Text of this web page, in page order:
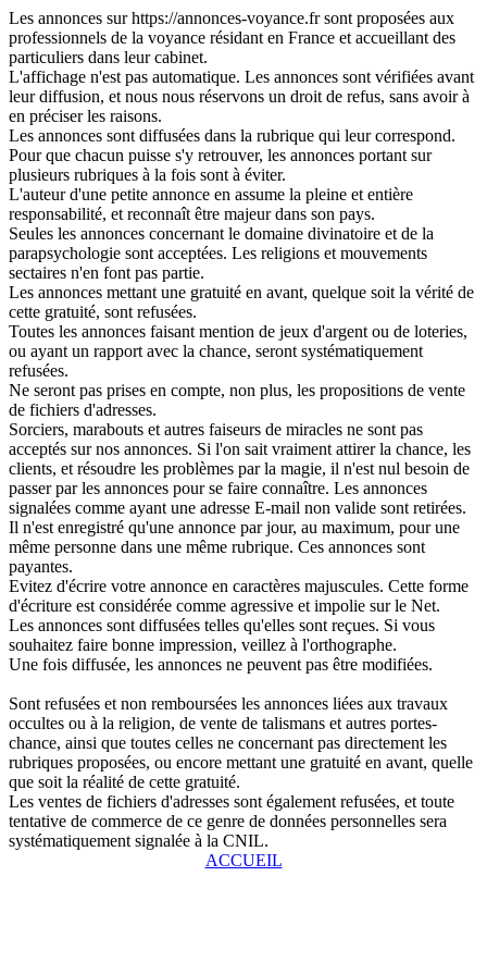
Les annonces sur https://annonces-voyance.fr sont proposées aux
professionnels de la voyance résidant en France et accueillant des
particuliers dans leur cabinet.
L'affichage n'est pas automatique. Les annonces sont vérifiées avant
leur diffusion, et nous nous réservons un droit de refus, sans avoir à
en préciser les raisons.
Les annonces sont diffusées dans la rubrique qui leur correspond.
Pour que chacun puisse s'y retrouver, les annonces portant sur
plusieurs rubriques à la fois sont à éviter.
L'auteur d'une petite annonce en assume la pleine et entière
responsabilité, et reconnaît être majeur dans son pays.
Seules les annonces concernant le domaine divinatoire et de la
parapsychologie sont acceptées. Les religions et mouvements
sectaires n'en font pas partie.
Les annonces mettant une gratuité en avant, quelque soit la vérité de
cette gratuité, sont refusées.
Toutes les annonces faisant mention de jeux d'argent ou de loteries,
ou ayant un rapport avec la chance, seront systématiquement
refusées.
Ne seront pas prises en compte, non plus, les propositions de vente
de fichiers d'adresses.
Sorciers, marabouts et autres faiseurs de miracles ne sont pas
acceptés sur nos annonces. Si l'on sait vraiment attirer la chance, les
clients, et résoudre les problèmes par la magie, il n'est nul besoin de
passer par les annonces pour se faire connaître. Les annonces
signalées comme ayant une adresse E-mail non valide sont retirées.
Il n'est enregistré qu'une annonce par jour, au maximum, pour une
même personne dans une même rubrique. Ces annonces sont
payantes.
Evitez d'écrire votre annonce en caractères majuscules. Cette forme
d'écriture est considérée comme agressive et impolie sur le Net.
Les annonces sont diffusées telles qu'elles sont reçues. Si vous
souhaitez faire bonne impression, veillez à l'orthographe.
Une fois diffusée, les annonces ne peuvent pas être modifiées.
Sont refusées et non remboursées les annonces liées aux travaux
occultes ou à la religion, de vente de talismans et autres portes-
chance, ainsi que toutes celles ne concernant pas directement les
rubriques proposées, ou encore mettant une gratuité en avant, quelle
que soit la réalité de cette gratuité.
Les ventes de fichiers d'adresses sont également refusées, et toute
tentative de commerce de ce genre de données personnelles sera
systématiquement signalée à la CNIL.
ACCUEIL